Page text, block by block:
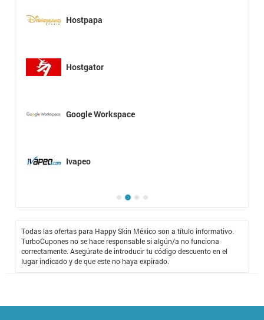
Hostpapa
Hostgator
Google Workspace
Ivapeo
Todas las ofertas para Happy Skin México son a título informativo.
TurboCupones no se hace responsable si algún/a no funciona
correctamente. Asegúrate de introducir tu código descuento en el
lugar indicado y de que este no haya expirado.